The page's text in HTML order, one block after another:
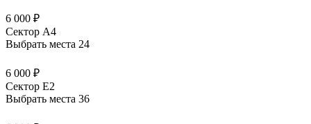
6 000 ₽
Сектор A4
Выбрать места 24
6 000 ₽
Сектор E2
Выбрать места 36